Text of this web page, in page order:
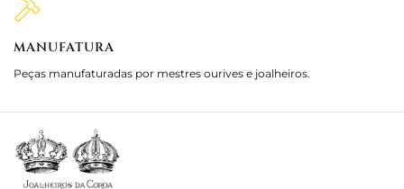
MANUFATURA
Peças manufaturadas por mestres ourives e joalheiros.